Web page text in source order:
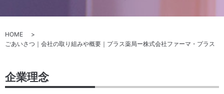
HOME
ごあいさつ｜会社の取り組みや概要｜プラス薬局ー株式会社ファーマ・プラス
企業理念